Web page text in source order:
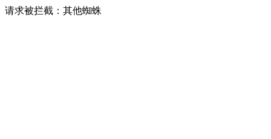
请求被拦截：其他蜘蛛